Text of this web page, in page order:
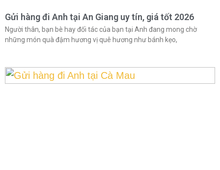
Gửi hàng đi Anh tại An Giang uy tín, giá tốt 2026
Người thân, bạn bè hay đối tác của bạn tại Anh đang mong chờ
những món quà đậm hương vị quê hương như bánh kẹo,